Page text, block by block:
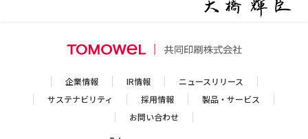
企業情報 IR情報
ニュースリリース
サステナビリティ
採用情報
製品・サービス
お問い合わせ